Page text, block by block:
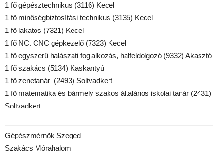
1 fő gépésztechnikus (3116) Kecel
1 fő minőségbiztosítási technikus (3135) Kecel
1 fő lakatos (7321) Kecel
1 fő NC, CNC gépkezelő (7323) Kecel
1 fő egyszerű halászati foglalkozás, halfeldolgozó (9332) Akasztó
1 fő szakács (5134) Kaskantyú
1 fő zenetanár (2493) Soltvadkert
1 fő matematika és bármely szakos általános iskolai tanár (2431)
Soltvadkert
Gépészmérnök Szeged
Szakács Mórahalom